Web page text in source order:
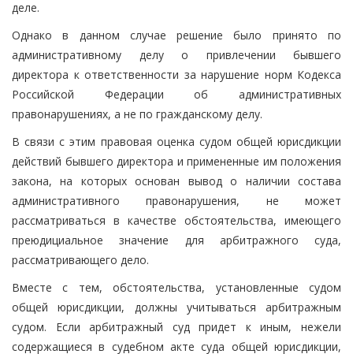
деле.
Однако в данном случае решение было принято по
административному делу о привлечении бывшего
директора к ответственности за нарушение норм Кодекса
Российской Федерации об административных
правонарушениях, а не по гражданскому делу.
В связи с этим правовая оценка судом общей юрисдикции
действий бывшего директора и примененные им положения
закона, на которых основан вывод о наличии состава
административного правонарушения, не может
рассматриваться в качестве обстоятельства, имеющего
преюдициальное значение для арбитражного суда,
рассматривающего дело.
Вместе с тем, обстоятельства, установленные судом
общей юрисдикции, должны учитываться арбитражным
судом. Если арбитражный суд придет к иным, нежели
содержащиеся в судебном акте суда общей юрисдикции,